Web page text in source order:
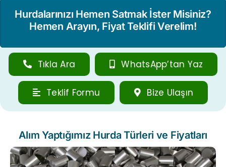
Hurdalarınızı Hemen Satmak İster Misiniz?
Hemen Arayın, Fiyat Teklifi Verelim!
Tıkla Ara WhatsApp’tan Yaz
Teklif Formu Bize Ulaşın
Alım Yaptığımız Hurda Türleri ve Fiyatları